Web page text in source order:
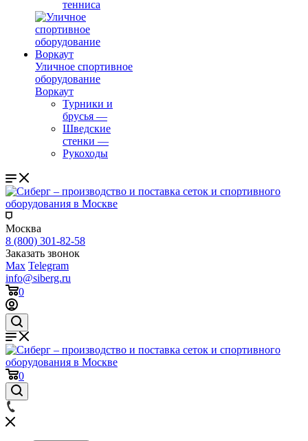
тенниса
Уличное спортивное
оборудование
Воркаут
Турники и
брусья —
Шведские
стенки —
Рукоходы
Москва
8 (800) 301-82-58
Заказать звонок
Max Telegram
info@siberg.ru
0
0